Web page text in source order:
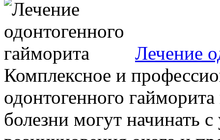
Лечение
Комплексное и
одонтогенного
болезни могут начинать